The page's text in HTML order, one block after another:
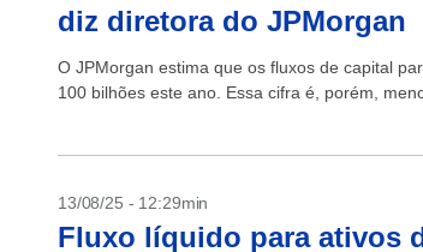
diz diretora do JPMorgan
O JPMorgan estima que os fluxos de capital
100 bilhões este ano. Essa cifra é, porém,
13/08/25 - 12:29min
Fluxo líquido para ativos